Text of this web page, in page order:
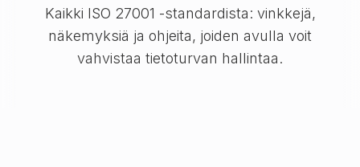
Kaikki ISO 27001 -standardista: vinkkejä,
näkemyksiä ja ohjeita, joiden avulla voit
vahvistaa tietoturvan hallintaa.